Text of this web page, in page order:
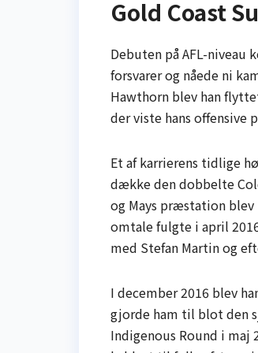
Gold Coast
Debuten på AFL-niveau
forsvarer og nåede ni
Hawthorn blev han
der viste hans offensive
Et af karrierens tidlige
dække den dobbelte
og Mays præstation
omtale fulgte i april
med Stefan Martin og
I december 2016 blev
gjorde ham til blot den
Indigenous Round i maj